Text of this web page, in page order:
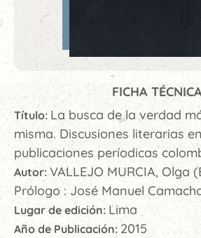
FICHA
Título: La busca de la verdad
misma. Discusiones literarias
publicaciones períodicas
Autor:VALLEJO MURCIA, Olga
Prólogo : José Manuel
Lugar de edición: Lima
Año de Publicación: 2015